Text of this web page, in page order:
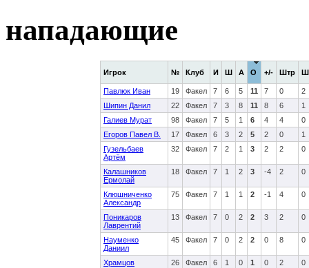
нападающие
Игрок № Клуб И Ш А О +/- Штр
Павлюк Иван 19 Факел 7 6 5 11 7 0
2
Шипин Данил
22 Факел 7 3 8 11 8 6
1
Галиев Мурат
98 Факел 7 5 1 6 4 4
0
Егоров Павел В.
17 Факел 6 3 2 5 2 0
1
Гузельбаев
Артём
32 Факел 7 2 1 3 2 2 0
Калашников
Ермолай
18 Факел 7 1 2 3 -4 2 0
Клюшниченко
Александр
75 Факел 7 1 1 2 -1 4 0
Поникаров
Лаврентий
13 Факел 7 0 2 2 3 2 0
Науменко
Даниил
45 Факел 7 0 2 2 0 8 0
Храмцов
26 Факел 6 1 0 1 0 2 0